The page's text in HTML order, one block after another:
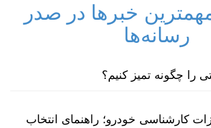
خبرها در صدر
رسانه‌ها
چگونه تمیز کنیم؟
کارشناسی خودرو؛ راهنمای انتخاب